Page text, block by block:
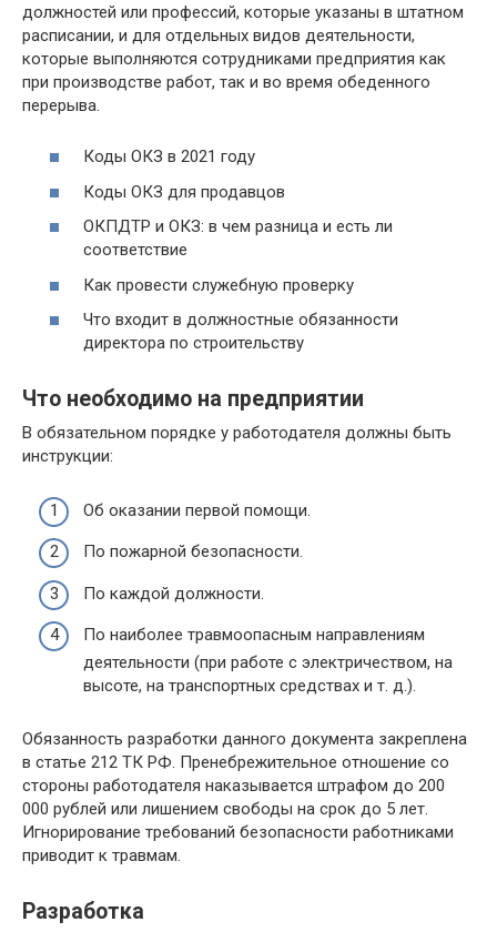
должностей или профессий, которые указаны в штатном
расписании, и для отдельных видов деятельности,
которые выполняются сотрудниками предприятия как
при производстве работ, так и во время обеденного
перерыва.
Коды ОКЗ в 2021 году
Коды ОКЗ для продавцов
ОКПДТР и ОКЗ: в чем разница и есть ли
соответствие
Как провести служебную проверку
Что входит в должностные обязанности
директора по строительству
Что необходимо на предприятии
В обязательном порядке у работодателя должны быть
инструкции:
Об оказании первой помощи.
По пожарной безопасности.
По каждой должности.
По наиболее травмоопасным направлениям
деятельности (при работе с электричеством, на
высоте, на транспортных средствах и т. д.).
Обязанность разработки данного документа закреплена
в статье 212 ТК РФ. Пренебрежительное отношение со
стороны работодателя наказывается штрафом до 200
000 рублей или лишением свободы на срок до 5 лет.
Игнорирование требований безопасности работниками
приводит к травмам.
Разработка